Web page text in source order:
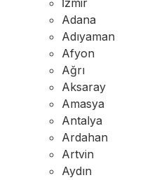
İzmir
Adana
Adıyaman
Afyon
Ağrı
Aksaray
Amasya
Antalya
Ardahan
Artvin
Aydın